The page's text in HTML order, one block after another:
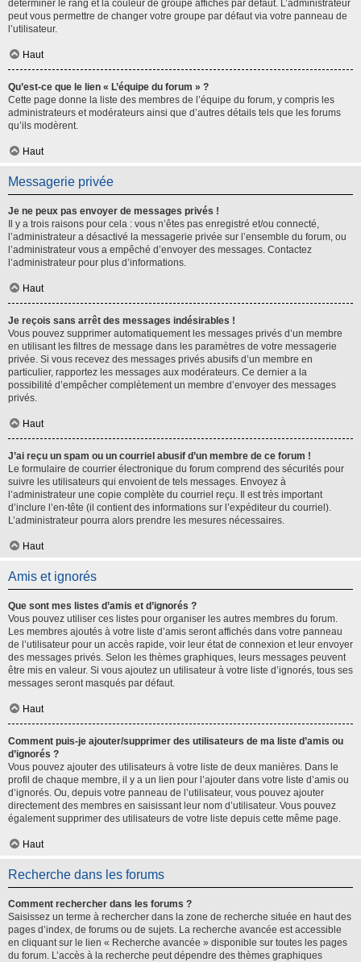
déterminer le rang et la couleur de groupe affichés par défaut. L’administrateur
peut vous permettre de changer votre groupe par défaut via votre panneau de
l’utilisateur.
Haut
Qu’est-ce que le lien « L’équipe du forum » ?
Cette page donne la liste des membres de l’équipe du forum, y compris les
administrateurs et modérateurs ainsi que d’autres détails tels que les forums
qu’ils modèrent.
Haut
Messagerie privée
Je ne peux pas envoyer de messages privés !
Il y a trois raisons pour cela : vous n’êtes pas enregistré et/ou connecté,
l’administrateur a désactivé la messagerie privée sur l’ensemble du forum, ou
l’administrateur vous a empêché d’envoyer des messages. Contactez
l’administrateur pour plus d’informations.
Haut
Je reçois sans arrêt des messages indésirables !
Vous pouvez supprimer automatiquement les messages privés d’un membre
en utilisant les filtres de message dans les paramètres de votre messagerie
privée. Si vous recevez des messages privés abusifs d’un membre en
particulier, rapportez les messages aux modérateurs. Ce dernier a la
possibilité d’empêcher complètement un membre d’envoyer des messages
privés.
Haut
J’ai reçu un spam ou un courriel abusif d’un membre de ce forum !
Le formulaire de courrier électronique du forum comprend des sécurités pour
suivre les utilisateurs qui envoient de tels messages. Envoyez à
l’administrateur une copie complète du courriel reçu. Il est très important
d’inclure l’en-tête (il contient des informations sur l’expéditeur du courriel).
L’administrateur pourra alors prendre les mesures nécessaires.
Haut
Amis et ignorés
Que sont mes listes d’amis et d’ignorés ?
Vous pouvez utiliser ces listes pour organiser les autres membres du forum.
Les membres ajoutés à votre liste d’amis seront affichés dans votre panneau
de l’utilisateur pour un accès rapide, voir leur état de connexion et leur envoyer
des messages privés. Selon les thèmes graphiques, leurs messages peuvent
être mis en valeur. Si vous ajoutez un utilisateur à votre liste d’ignorés, tous ses
messages seront masqués par défaut.
Haut
Comment puis-je ajouter/supprimer des utilisateurs de ma liste d’amis ou
d’ignorés ?
Vous pouvez ajouter des utilisateurs à votre liste de deux manières. Dans le
profil de chaque membre, il y a un lien pour l’ajouter dans votre liste d’amis ou
d’ignorés. Ou, depuis votre panneau de l’utilisateur, vous pouvez ajouter
directement des membres en saisissant leur nom d’utilisateur. Vous pouvez
également supprimer des utilisateurs de votre liste depuis cette même page.
Haut
Recherche dans les forums
Comment rechercher dans les forums ?
Saisissez un terme à rechercher dans la zone de recherche située en haut des
pages d’index, de forums ou de sujets. La recherche avancée est accessible
en cliquant sur le lien « Recherche avancée » disponible sur toutes les pages
du forum. L’accès à la recherche peut dépendre des thèmes graphiques